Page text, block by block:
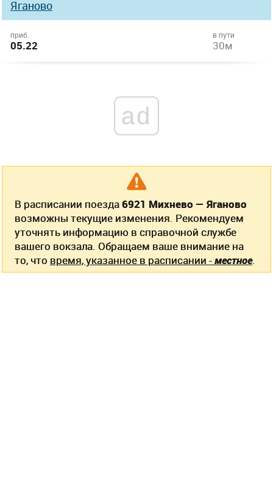
Яганово
приб.
05.22
в пути
30м
ad
В расписании поезда6921 Михнево — Яганово
возможны текущие изменения. Рекомендуем
уточнять информацию в справочной службе
вашего вокзала. Обращаем ваше внимание на
то, что время, указанное в расписании -местное.